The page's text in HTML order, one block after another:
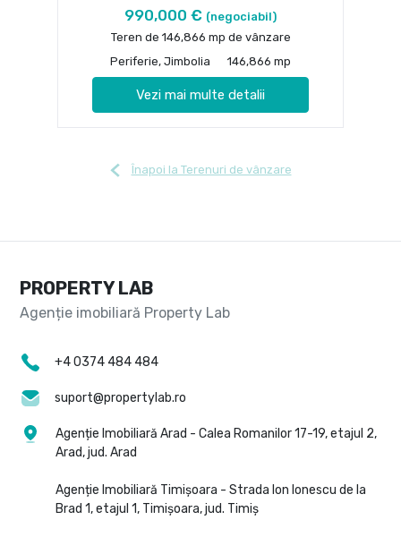
990,000 € (negociabil)
Teren de 146,866 mp de vânzare
Periferie, Jimbolia
146,866 mp
Vezi mai multe detalii
Înapoi la Terenuri de vânzare
PROPERTY LAB
+4 0374 484 484
suport@propertylab.ro
Agenție Imobiliară Arad - Calea Romanilor 17-19, etajul 2,
Arad, jud. Arad
Agenție Imobiliară Timișoara - Strada Ion Ionescu de la
Brad 1, etajul 1, Timișoara, jud. Timiș